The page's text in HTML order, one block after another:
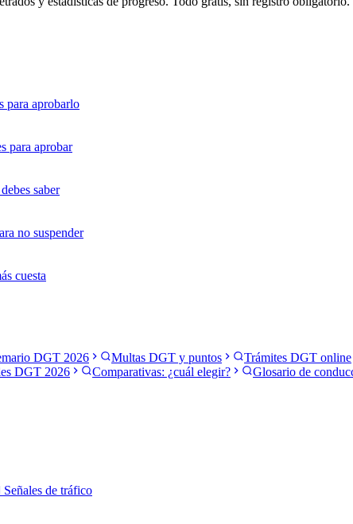
para aprobarlo
para aprobar
saber
no suspender
cuesta
DGT 2026 Multas DGT y puntos Trámites DGT online
DGT 2026 Comparativas: ¿cuál elegir? Glosario de
Señales de tráfico